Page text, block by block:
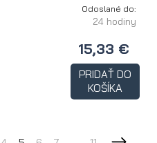
Odoslané do:
24 hodiny
15,33 €
PRIDAŤ DO
KOŠÍKA